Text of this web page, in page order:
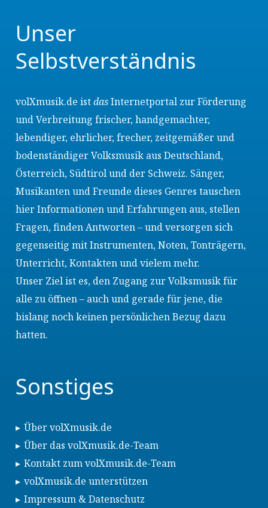
Unser
Selbstverständnis
volXmusik.de istdasInternetportal zur Förderung
und Verbreitung frischer, handgemachter,
lebendiger, ehrlicher, frecher, zeitgemäßer und
bodenständiger Volksmusik aus Deutschland,
Österreich, Südtirol und der Schweiz. Sänger,
Musikanten und Freunde dieses Genres tauschen
hier Informationen und Erfahrungen aus, stellen
Fragen, finden Antworten – und versorgen sich
gegenseitig mit Instrumenten, Noten, Tonträgern,
Unterricht, Kontakten und vielem mehr.
Unser Ziel ist es, den Zugang zur Volksmusik für
alle zu öffnen – auch und gerade für jene, die
bislang noch keinen persönlichen Bezug dazu
hatten.
Sonstiges
Über volXmusik.de
Über das volXmusik.de-Team
Kontakt zum volXmusik.de-Team
volXmusik.de unterstützen
Impressum & Datenschutz